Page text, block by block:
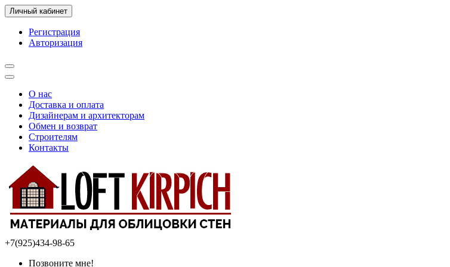
Личный кабинет
Регистрация
Авторизация
О нас
Доставка и оплата
Дизайнерам и архитекторам
Обмен и возврат
Строителям
Контакты
+7(925)434-98-65
Позвоните мне!